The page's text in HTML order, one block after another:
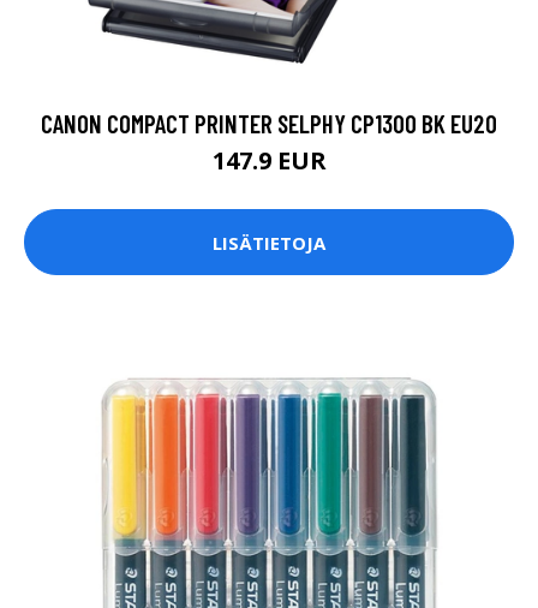
CANON COMPACT PRINTER SELPHY CP1300 BK EU20
147.9 EUR
LISÄTIETOJA